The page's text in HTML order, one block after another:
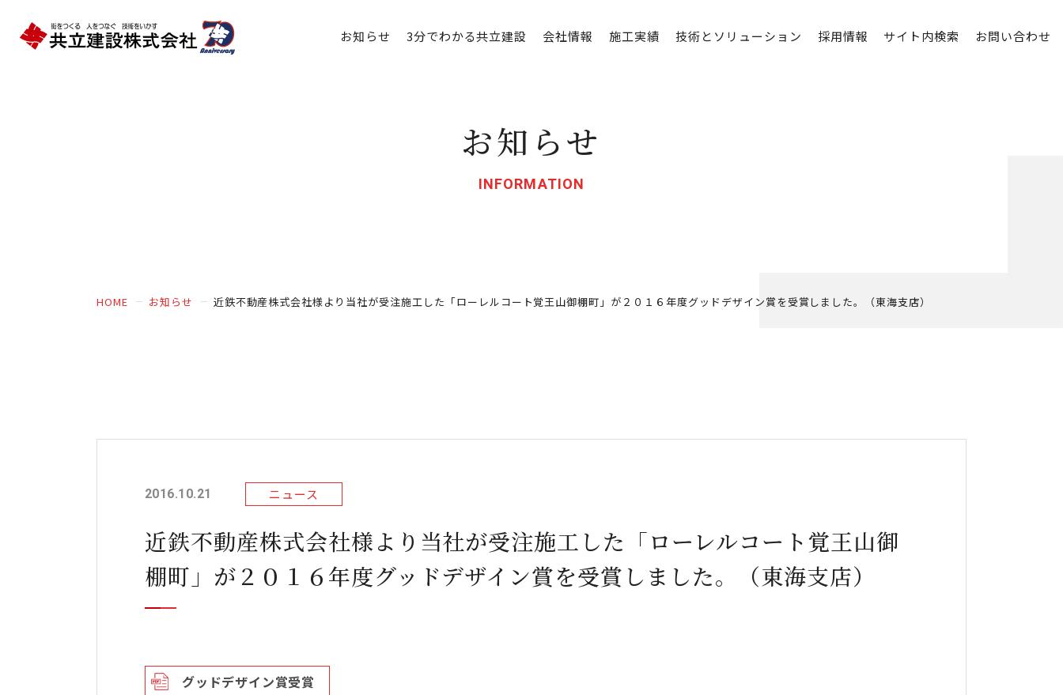
お知らせ 3分でわかる共立建設 会社情報 施工実績 技術とソリューション 採用情報 サイト内検索 お問い合わせ
お知らせ
INFORMATION
HOME お知らせ 近鉄不動産株式会社様より当社が受注施工した「ローレルコート覚王山御棚町」が２０１６年度グッドデザイン賞を受賞しました。（東海支店）
2016.10.21 ニュース
近鉄不動産株式会社様より当社が受注施工した「ローレルコート覚王山御
棚町」が２０１６年度グッドデザイン賞を受賞しました。（東海支店）
グッドデザイン賞受賞